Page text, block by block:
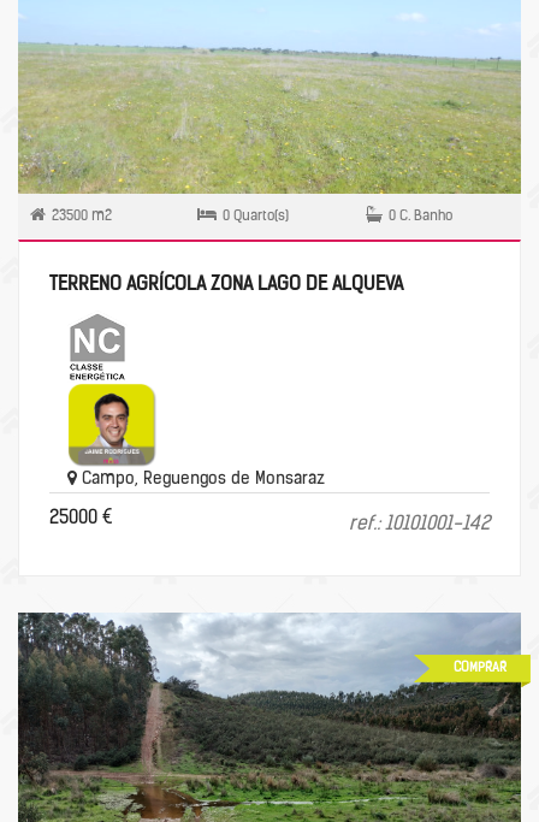
23500 m2 0 Quarto(s) 0 C. Banho
TERRENO AGRÍCOLA ZONA LAGO DE ALQUEVA
Campo, Reguengos de Monsaraz
25000 € ref.: 10101001-142
COMPRAR